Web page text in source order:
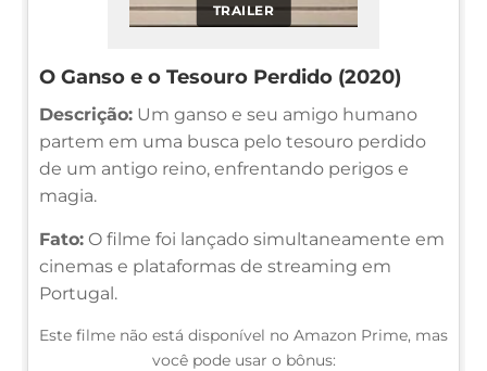
TRAILER
O Ganso e o Tesouro Perdido (2020)
Descrição: Um ganso e seu amigo humano
partem em uma busca pelo tesouro perdido
de um antigo reino, enfrentando perigos e
magia.
Fato: O filme foi lançado simultaneamente em
cinemas e plataformas de streaming em
Portugal.
Este filme não está disponível no Amazon Prime, mas
você pode usar o bônus: